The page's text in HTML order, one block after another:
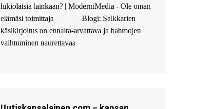
lukiolaisia lainkaan? | ModerniMedia - Ole oman
elämäsi toimittaja
Blogi: Salkkarien
käsikirjoitus on ennalta-arvattava ja hahmojen
vaihtuminen naurettavaa